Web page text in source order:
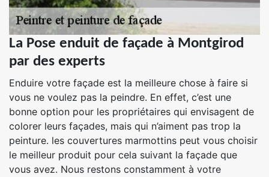
La Pose enduit de façade à Montgirod
par des experts
Enduire votre façade est la meilleure chose à faire si
vous ne voulez pas la peindre. En effet, c’est une
bonne option pour les propriétaires qui envisagent de
colorer leurs façades, mais qui n’aiment pas trop la
peinture. les couvertures marmottins peut vous choisir
le meilleur produit pour cela suivant la façade que
vous avez. Nous restons constamment à votre